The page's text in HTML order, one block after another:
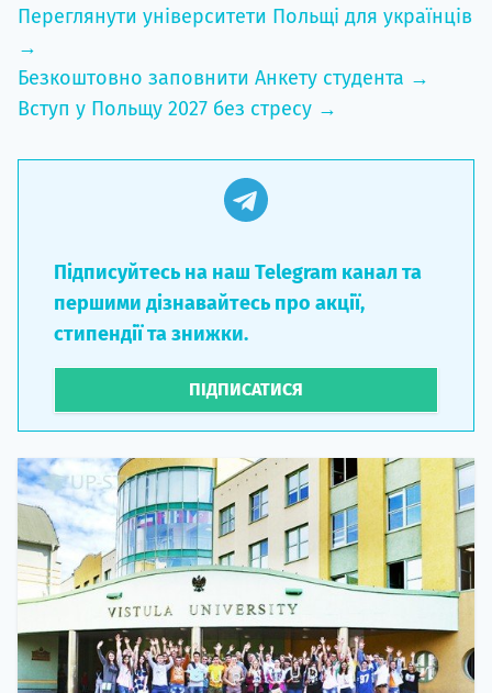
Переглянути університети Польщі для українців
→
Безкоштовно заповнити Анкету студента →
Вступ у Польщу 2027 без стресу →
Підписуйтесь на наш Telegram канал та
першими дізнавайтесь про акції,
стипендії та знижки.
ПІДПИСАТИСЯ